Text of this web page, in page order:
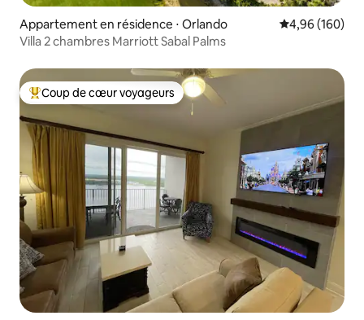
Appartement en résidence ⋅ Orlando Évaluation
4,96 (160)
Villa 2 chambres Marriott Sabal Palms
Coups de cœur voyageurs les plus appréciés
Coup de cœur voyageurs